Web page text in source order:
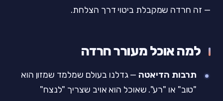
— זה חרדה שמקבלת ביטוי דרך הצלחת.
למה אוכל מעורר חרדה
תרבות הדיאטה — גדלנו בעולם שמלמד שמזון הוא
"טוב" או "רע". שאוכל הוא אויב שצריך "לנצח"